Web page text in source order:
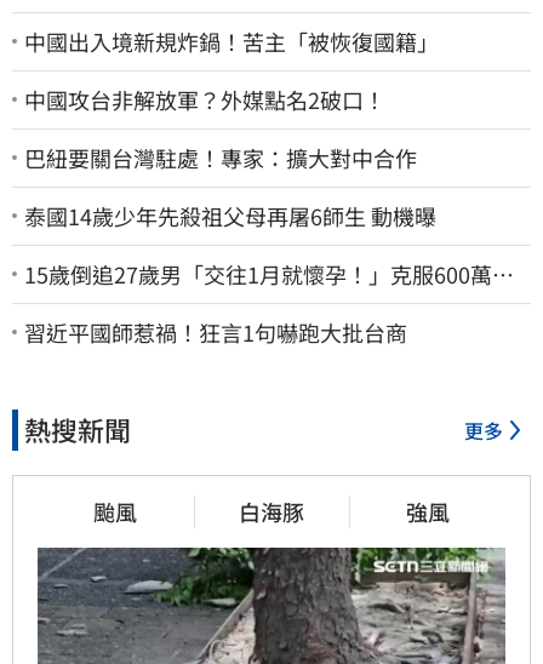
中國出入境新規炸鍋！苦主「被恢復國籍」
中國攻台非解放軍？外媒點名2破口！
巴紐要關台灣駐處！專家：擴大對中合作
泰國14歲少年先殺祖父母再屠6師生 動機曝
15歲倒追27歲男「交往1月就懷孕！」克服600萬債
務 36歲美魔女當阿嬤了
習近平國師惹禍！狂言1句嚇跑大批台商
熱搜新聞 更多
颱風 白海豚 強風